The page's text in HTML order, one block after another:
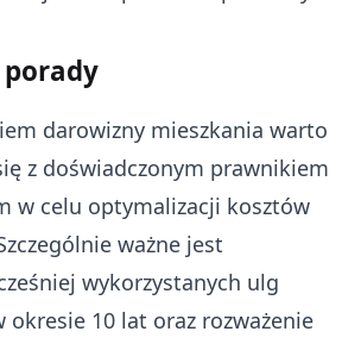
darowizny mieszkania warto
z doświadczonym prawnikiem
w celu optymalizacji kosztów
ważne jest
wykorzystanych ulg
okresie 10 lat oraz rozważenie